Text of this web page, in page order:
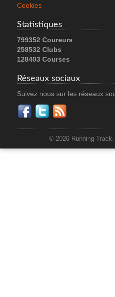
Cookies
Statistiques
799352 Coureurs
258532 Clubs
128403 Courses
Réseaux sociaux
Suivez nous sur les réseaux
© 2026 Running